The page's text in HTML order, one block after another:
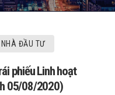
ĐẦU TƯ
phiếu Linh hoạt
05/08/2020)